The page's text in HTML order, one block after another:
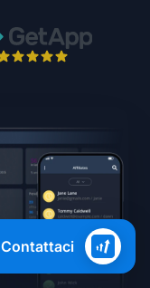
Contattaci